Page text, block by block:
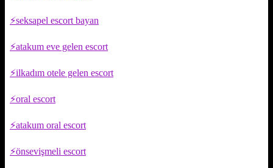
seksapel escort bayan
atakum eve gelen escort
ilkadım otele gelen escort
oral escort
atakum oral escort
önsevişmeli escort